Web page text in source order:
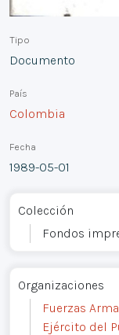
Tipo
Documento
País
Colombia
Fecha
1989-05-01
Colección
Fondos
Organizaciones
Fuerzas
Ejército del